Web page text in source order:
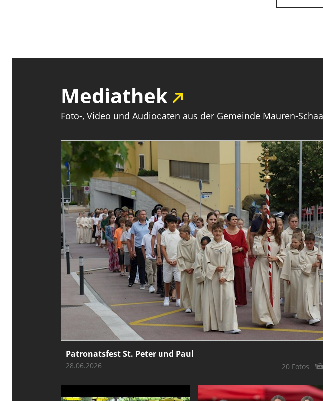
Mediathek
Foto-, Video und Audiodaten aus der Gemeinde Mauren-
Patronatsfest St. Peter und Paul
28.06.2026 20 Fotos